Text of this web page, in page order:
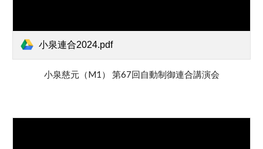
小泉連合2024.pdf
小泉慈元（M1） 第67回自動制御連合講演会